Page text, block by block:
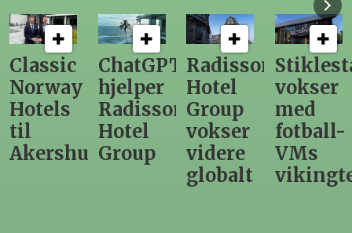
ChatGPT
hjelper
Radisson
Hotel
Group
Radisson
Hotel
Group
vokser
videre
Stiklestad
vokser
med
fotball-
VMs
vikingtematikk
Fra
direktør
til
nytt